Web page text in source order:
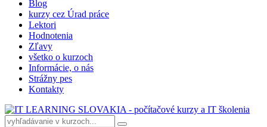
Blog
kurzy cez Úrad práce
Lektori
Hodnotenia
Zľavy
všetko o kurzoch
Informácie, o nás
Strážny pes
Kontakty